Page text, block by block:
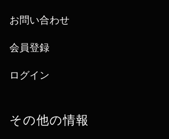
お問い合わせ
会員登録
ログイン
その他の情報